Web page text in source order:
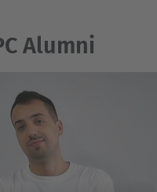
Alumni